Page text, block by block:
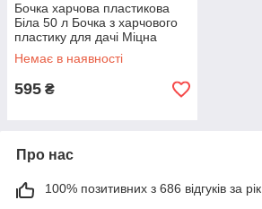
Бочка харчова пластикова
Біла 50 л Бочка з харчового
пластику для дачі Міцна
пластикова бочка
Немає в наявності
595 ₴
Про нас
100% позитивних з 686 відгуків за рік